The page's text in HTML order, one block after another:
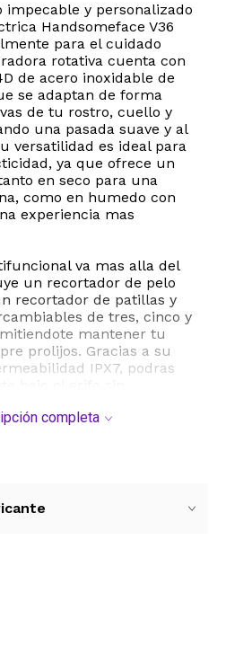
impecable y personalizado
Handsomeface V36
para el cuidado
rotativa cuenta con
de acero inoxidable de
se adaptan de forma
de tu rostro, cuello y
una pasada suave y al
versatilidad es ideal para
ya que ofrece un
en seco para una
como en humedo con
experiencia mas
va mas alla del
un recortador de pelo
recortador de patillas y
de tres, cinco y
mantener tu
prolijos. Gracias a su
IPX7, podras
con solo dos
completa